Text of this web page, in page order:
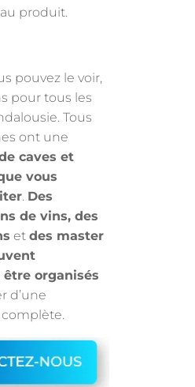
produit.
pouvez le voir,
pour tous les
Tous
ont une
caves et
vous
. Des
de vins, des
etdes master
organisés
d’une